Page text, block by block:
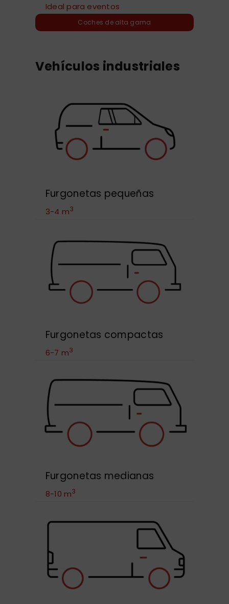
Ideal para eventos
Coches de alta gama
Vehículos industriales
Furgonetas pequeñas
3-4 m3
Furgonetas compactas
6-7 m3
Furgonetas medianas
8-10 m3